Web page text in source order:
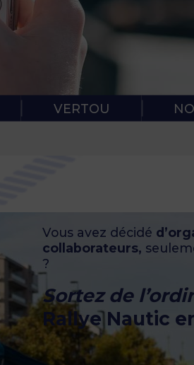
VERTOU
Vous avez décidé
collaborateurs,
?
Sortez de
Rallye Nautic